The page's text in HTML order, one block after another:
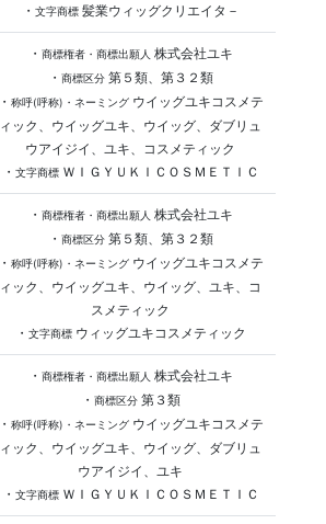
・ 文字商標髪業ウィッグクリエイタ－
・ 商標権者・商標出願人 株式会社ユキ
・ 商標区分第５類、第３２類
・ 称呼(呼称)・ネーミングウイッグユキコスメテ
ィック、ウイッグユキ、ウイッグ、ダブリュ
ウアイジイ、ユキ、コスメティック
・ 文字商標ＷＩＧＹＵＫＩＣＯＳＭＥＴＩＣ
・ 商標権者・商標出願人 株式会社ユキ
・ 商標区分第５類、第３２類
・ 称呼(呼称)・ネーミングウイッグユキコスメテ
ィック、ウイッグユキ、ウイッグ、ユキ、コ
スメティック
・ 文字商標ウィッグユキコスメティック
・ 商標権者・商標出願人 株式会社ユキ
・ 商標区分第３類
・ 称呼(呼称)・ネーミングウイッグユキコスメテ
ィック、ウイッグユキ、ウイッグ、ダブリュ
ウアイジイ、ユキ
・ 文字商標ＷＩＧＹＵＫＩＣＯＳＭＥＴＩＣ